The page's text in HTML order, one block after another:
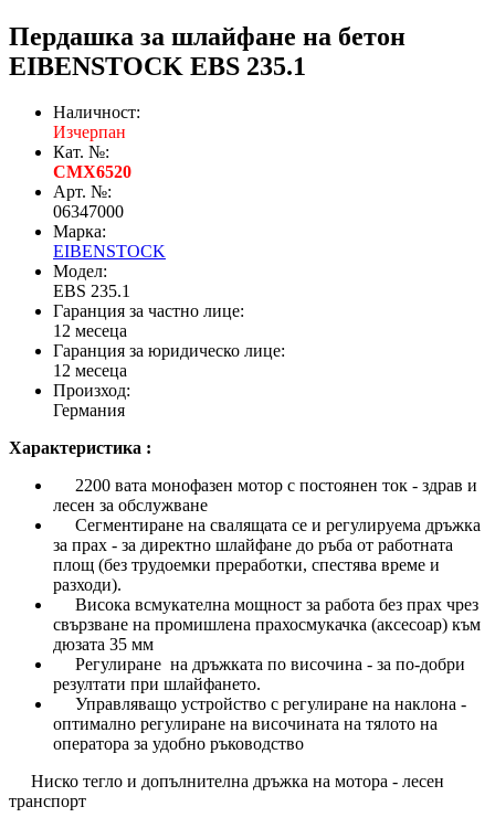
Пердашка за шлайфане на бетон
EIBENSTOCK EBS 235.1
Наличност:
Изчерпан
Кат. №:
CMX6520
Арт. №:
06347000
Марка:
EIBENSTOCK
Модел:
EBS 235.1
Гаранция за частно лице:
12 месеца
Гаранция за юридическо лице:
12 месеца
Произход:
Германия
Характеристика :
2200 вата монофазен мотор с постоянен ток - здрав и
лесен за обслужване
Сегментиране на свалящата се и регулируема дръжка
за прах - за директно шлайфане до ръба от работната
площ (без трудоемки преработки, спестява време и
разходи).
Висока всмукателна мощност за работа без прах чрез
свързване на промишлена прахосмукачка (аксесоар) към
дюзата 35 мм
Регулиране на дръжката по височина - за по-добри
резултати при шлайфането.
Управляващо устройство с регулиране на наклона -
оптимално регулиране на височината на тялото на
оператора за удобно ръководство
Ниско тегло и допълнителна дръжка на мотора - лесен
транспорт